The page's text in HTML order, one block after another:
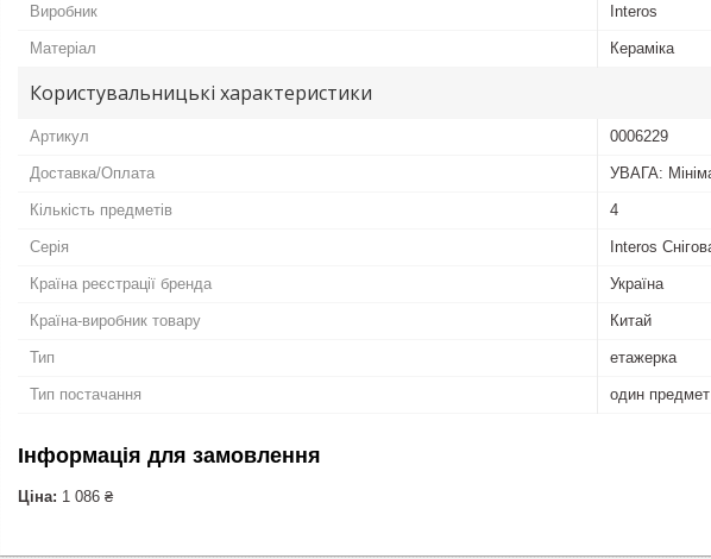
Виробник Interos
Матеріал Кераміка
Користувальницькі характеристики
Артикул 0006229
Доставка/Оплата УВАГА:
Кількість предметів 4
Серія Interos
Країна реєстрації бренда Україна
Країна-виробник товару Китай
Тип етажерка
Тип постачання один предмет
Інформація для замовлення
Ціна: 1 086 ₴